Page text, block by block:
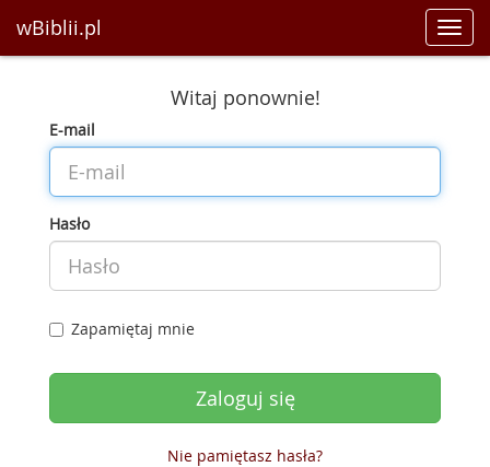
wBiblii.pl
Witaj ponownie!
E-mail
Hasło
Zapamiętaj mnie
Nie pamiętasz hasła?